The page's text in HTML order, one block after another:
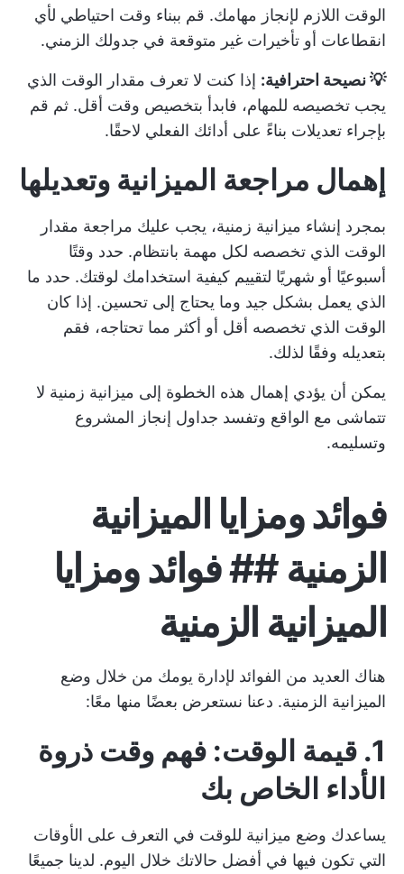
الوقت اللازم لإنجاز مهامك. قم ببناء وقت احتياطي لأي
انقطاعات أو تأخيرات غير متوقعة في جدولك الزمني.
💡 نصيحة احترافية: إذا كنت لا تعرف مقدار الوقت الذي
يجب تخصيصه للمهام، فابدأ بتخصيص وقت أقل. ثم قم
بإجراء تعديلات بناءً على أدائك الفعلي لاحقًا.
إهمال مراجعة الميزانية وتعديلها
بمجرد إنشاء ميزانية زمنية، يجب عليك مراجعة مقدار
الوقت الذي تخصصه لكل مهمة بانتظام. حدد وقتًا
أسبوعيًا أو شهريًا لتقييم كيفية استخدامك لوقتك. حدد ما
الذي يعمل بشكل جيد وما يحتاج إلى تحسين. إذا كان
الوقت الذي تخصصه أقل أو أكثر مما تحتاجه، فقم
بتعديله وفقًا لذلك.
يمكن أن يؤدي إهمال هذه الخطوة إلى ميزانية زمنية لا
تتماشى مع الواقع وتفسد جداول إنجاز المشروع
وتسليمه.
فوائد ومزايا الميزانية
الزمنية ## فوائد ومزايا
الميزانية الزمنية
هناك العديد من الفوائد لإدارة يومك من خلال وضع
الميزانية الزمنية. دعنا نستعرض بعضًا منها معًا:
1. قيمة الوقت: فهم وقت ذروة
الأداء الخاص بك
يساعدك وضع ميزانية للوقت في التعرف على الأوقات
التي تكون فيها في أفضل حالاتك خلال اليوم. لدينا جميعًا